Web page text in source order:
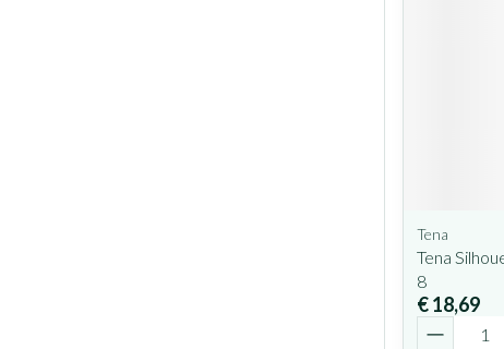
Tena
Tena
8
€ 18,69